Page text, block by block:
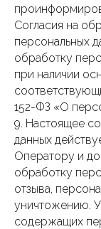
Согласия на
персональных
обработку
при наличии
152-ФЗ «О
9. Настоящее
данных
Оператору и до
обработку
отзыва,
уничтожению.
содержащих